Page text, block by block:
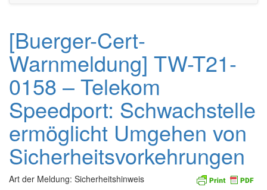
[Buerger-Cert-
Warnmeldung] TW-T21-
0158 – Telekom
Speedport: Schwachstelle
ermöglicht Umgehen von
Sicherheitsvorkehrungen
Art der Meldung: Sicherheitshinweis